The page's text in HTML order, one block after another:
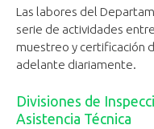
Las labores del
serie de actividades
muestreo y certificación
adelante diariamente.
Divisiones de
Asistencia Técnica